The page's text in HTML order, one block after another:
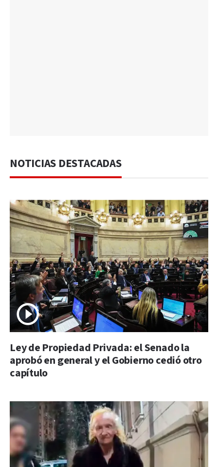
NOTICIAS DESTACADAS
Ley de Propiedad Privada: el Senado la
aprobó en general y el Gobierno cedió otro
capítulo